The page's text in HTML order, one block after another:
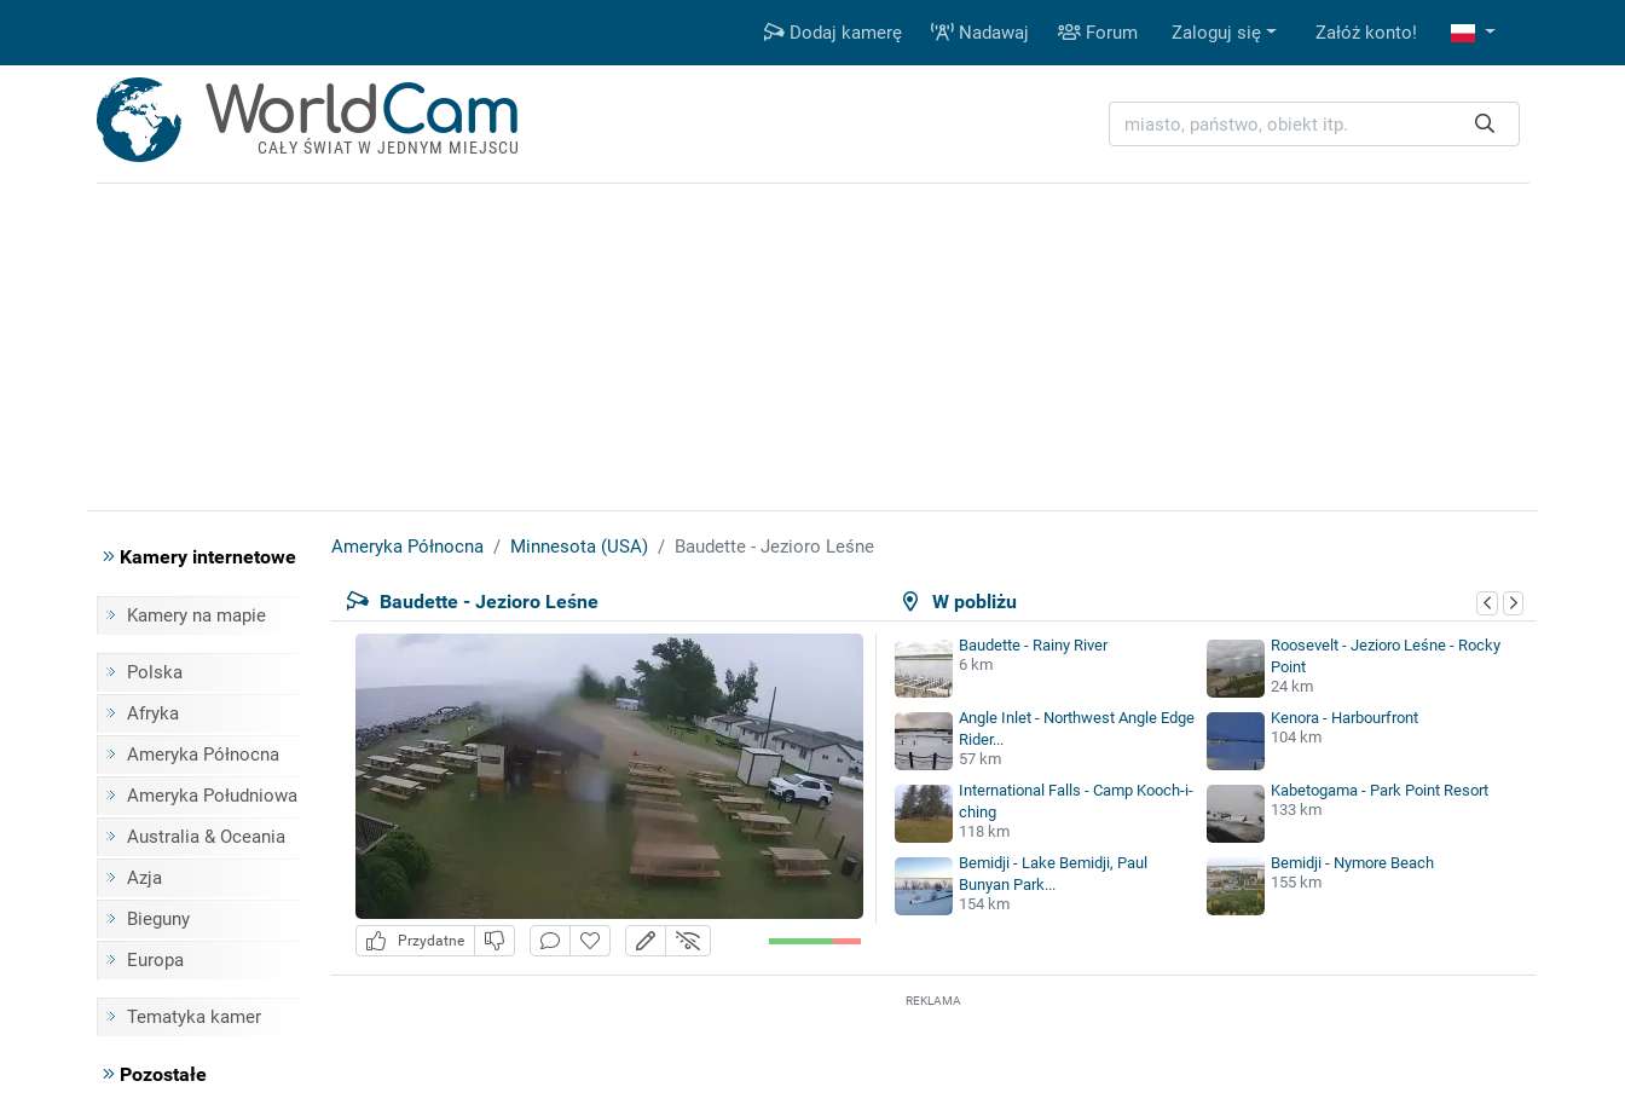
Dodaj kamerę Nadawaj Forum Zaloguj się Załóż konto!
WorldCam
CAŁY ŚWIAT W JEDNYM MIEJSCU
Kamery internetowe
Kamery na mapie
Polska
Afryka
Ameryka Północna
Ameryka Południowa
Australia & Oceania
Azja
Bieguny
Europa
Tematyka kamer
Pozostałe
Ameryka Północna Minnesota (USA) Baudette - Jezioro Leśne
W pobliżu
Baudette - Jezioro Leśne
Przydatne
Baudette - Rainy River
6 km
Roosevelt - Jezioro Leśne - Rocky
Point
24 km
Angle Inlet - Northwest Angle Edge
Rider...
57 km
Kenora - Harbourfront
104 km
International Falls - Camp Kooch-i-
ching
118 km
Kabetogama - Park Point Resort
133 km
Bemidji - Lake Bemidji, Paul
Bunyan Park...
154 km
Bemidji - Nymore Beach
155 km
REKLAMA